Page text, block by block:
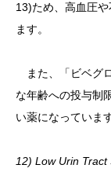
13)ため、高血圧
ます。
また、「ビベグ
な年齢への投与制
い薬になっています
12) Low Urin